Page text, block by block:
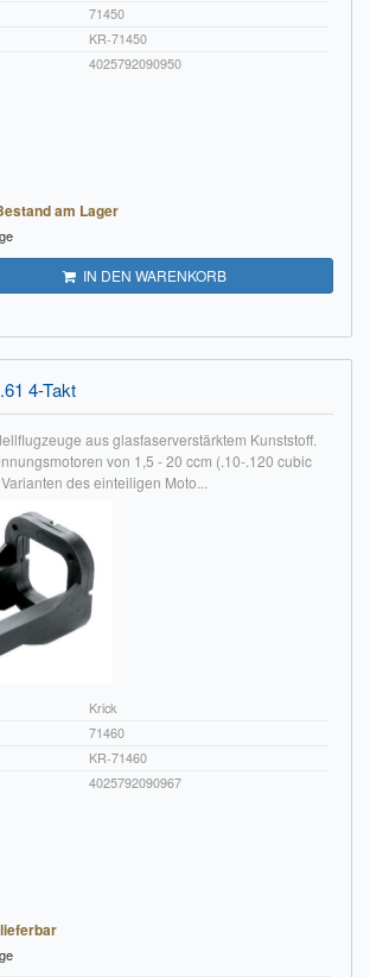
71450
KR-71450
4025792090950
am Lager
IN DEN WARENKORB
4-Takt
aus glasfaserverstärktem Kunststoff.
von 1,5 - 20 ccm (.10-.120 cubic
des einteiligen Moto...
Krick
71460
KR-71460
4025792090967